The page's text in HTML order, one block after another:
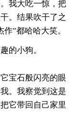
我大吃一惊，把
。结果吹干了之
”都哈哈大笑。
的小狗。
宝石般闪亮的眼
。我察觉到这是
它带回自己家里